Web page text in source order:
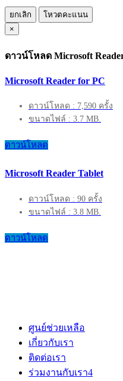
ยกเลิก
โหวตคะแนน
×
ดาวน์โหลด Microsoft
Microsoft Reader for PC
ดาวน์โหลด : 7,590 ครั้ง
ขนาดไฟล์ : 3.7 MB.
ดาวน์โหลด
Microsoft Reader Tablet
ดาวน์โหลด : 90 ครั้ง
ขนาดไฟล์ : 3.8 MB.
ดาวน์โหลด
ศูนย์ช่วยเหลือ
เกี่ยวกับเรา
ติดต่อเรา
ร่วมงานกับเรา4